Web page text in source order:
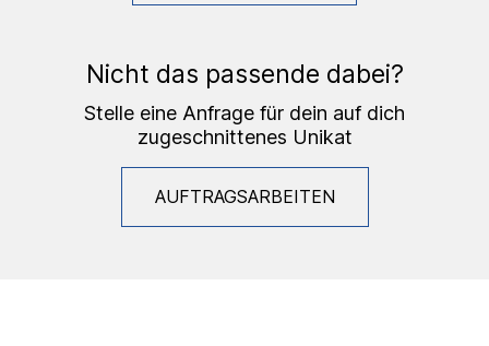
Nicht das passende dabei?
Stelle eine Anfrage für dein auf dich
zugeschnittenes Unikat
AUFTRAGSARBEITEN